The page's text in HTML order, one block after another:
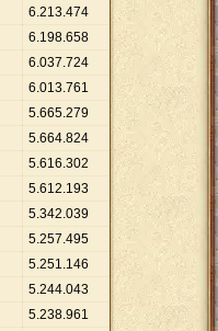
6.213.474
6.198.658
6.037.724
6.013.761
5.665.279
5.664.824
5.616.302
5.612.193
5.342.039
5.257.495
5.251.146
5.244.043
5.238.961